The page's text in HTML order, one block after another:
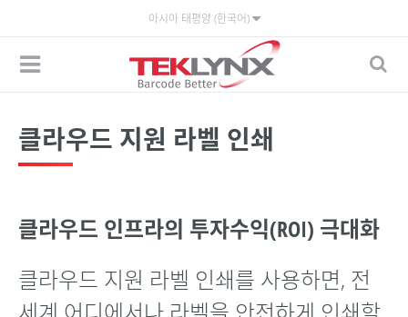
아시아 태평양 (한국어)
클라우드 지원 라벨 인쇄
클라우드 인프라의 투자수익(ROI) 극대화
클라우드 지원 라벨 인쇄를 사용하면, 전